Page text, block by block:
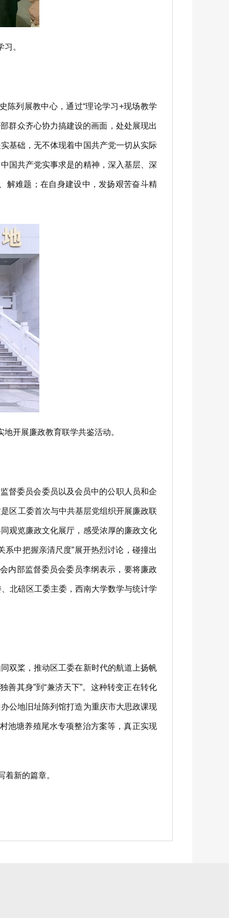
。
列展教中心，通过“理论学习+现场教学
群众齐心协力搞建设的画面，处处展现出
基础，无不体现着中国共产党一切从实际
国共产党实事求是的精神，深入基层、深
解难题；在自身建设中，发扬艰苦奋斗精
开展廉政教育联学共鉴活动。
委员会委员以及会员中的公职人员和企
区工委首次与中共基层党组织开展廉政联
观览廉政文化展厅，感受浓厚的廉政文化
中把握亲清尺度”展开热烈讨论，碰撞出
内部监督委员会委员李纲表示，要将廉政
北碚区工委主委，西南大学数学与统计学
桨，推动区工委在新时代的航道上扬帆
善其身”到“兼济天下”。这种转变正在转化
公地旧址陈列馆打造为重庆市大思政课现
池塘养殖尾水专项整治方案等，真正实现
新的篇章。